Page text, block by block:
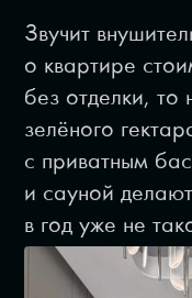
Звучит
о квартире
без отделки, то
зелёного
с приватным
и сауной
в год уже не